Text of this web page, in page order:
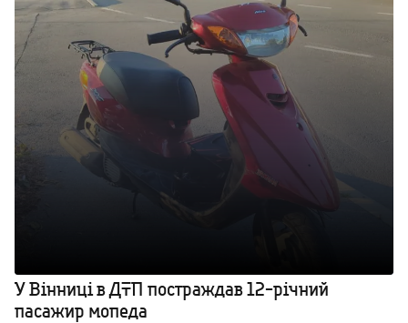
У Вінниці в ДТП постраждав 12-річний
пасажир мопеда